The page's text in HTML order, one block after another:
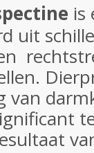
is
uit
van